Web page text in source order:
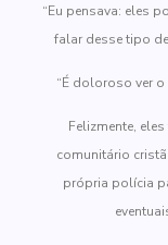
“Eu pensava: eles
falar desse tipo
“É doloroso ver
Felizmente,
comunitário
própria polícia